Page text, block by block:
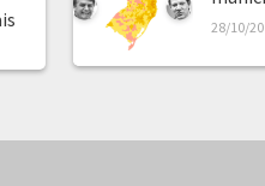
28/10/